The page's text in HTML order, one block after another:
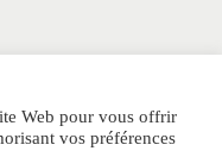
Web pour vous offrir
vos préférences